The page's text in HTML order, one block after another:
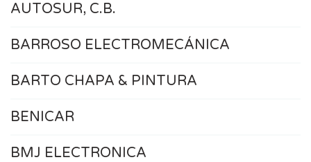
AUTOSUR, C.B.
BARROSO ELECTROMECÁNICA
BARTO CHAPA & PINTURA
BENICAR
BMJ ELECTRONICA